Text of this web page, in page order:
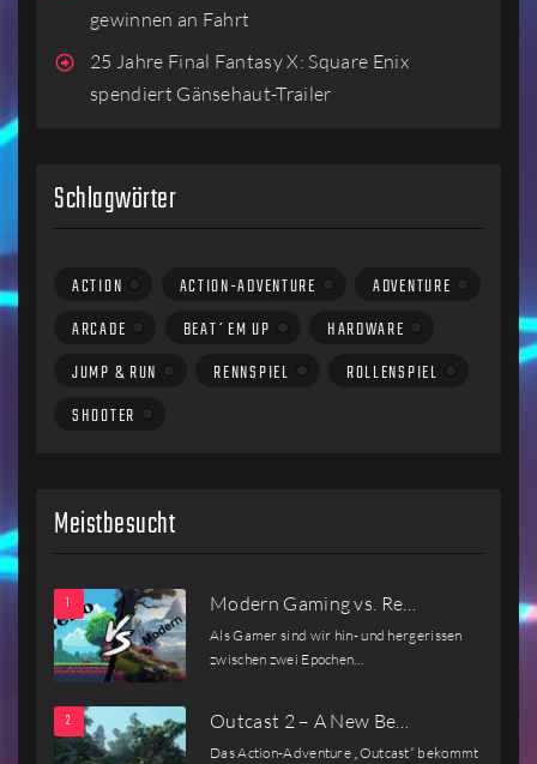
gewinnen an Fahrt
25 Jahre Final Fantasy X: Square Enix
spendiert Gänsehaut-Trailer
Schlagwörter
ACTION ACTION-ADVENTURE
ADVENTURE
ARCADE
BEAT´EM UP
HARDWARE
JUMP & RUN
RENNSPIEL
ROLLENSPIEL
SHOOTER
Meistbesucht
Modern Gaming vs. Re…
Als Gamer sind wir hin- und hergerissen
zwischen zwei Epochen…
Outcast 2 – A New Be…
Das Action-Adventure „Outcast“ bekommt